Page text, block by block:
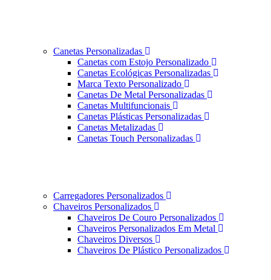
Canetas Personalizadas
Canetas com Estojo Personalizado
Canetas Ecológicas Personalizadas
Marca Texto Personalizado
Canetas De Metal Personalizadas
Canetas Multifuncionais
Canetas Plásticas Personalizadas
Canetas Metalizadas
Canetas Touch Personalizadas
Carregadores Personalizados
Chaveiros Personalizados
Chaveiros De Couro Personalizados
Chaveiros Personalizados Em Metal
Chaveiros Diversos
Chaveiros De Plástico Personalizados